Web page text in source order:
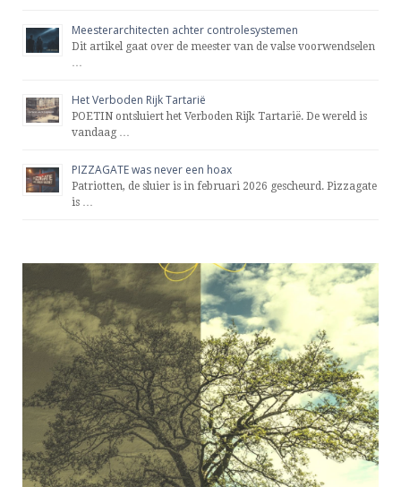
Meesterarchitecten achter controlesystemen
Dit artikel gaat over de meester van de valse voorwendselen
…
Het Verboden Rijk Tartarië
POETIN ontsluiert het Verboden Rijk Tartarië. De wereld is
vandaag …
PIZZAGATE was never een hoax
Patriotten, de sluier is in februari 2026 gescheurd. Pizzagate
is …